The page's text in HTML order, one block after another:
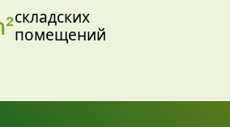
складских
помещений